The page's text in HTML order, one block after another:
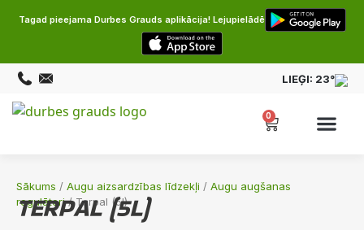
Tagad pieejama Durbes Grauds aplikācija! Lejupielādē
LIEĢI: 23°
0
Sākums / Augu aizsardzības līdzekļi / Augu augšanas
regulātori/ Terpal (5l)
TERPAL (5L)